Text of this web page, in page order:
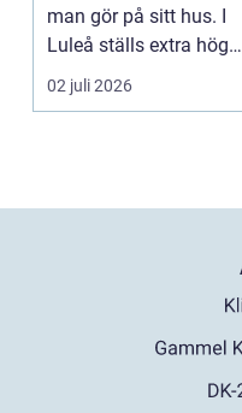
man gör på sitt hus. I
Luleå ställs extra höga
krav på bå...
02 juli 2026